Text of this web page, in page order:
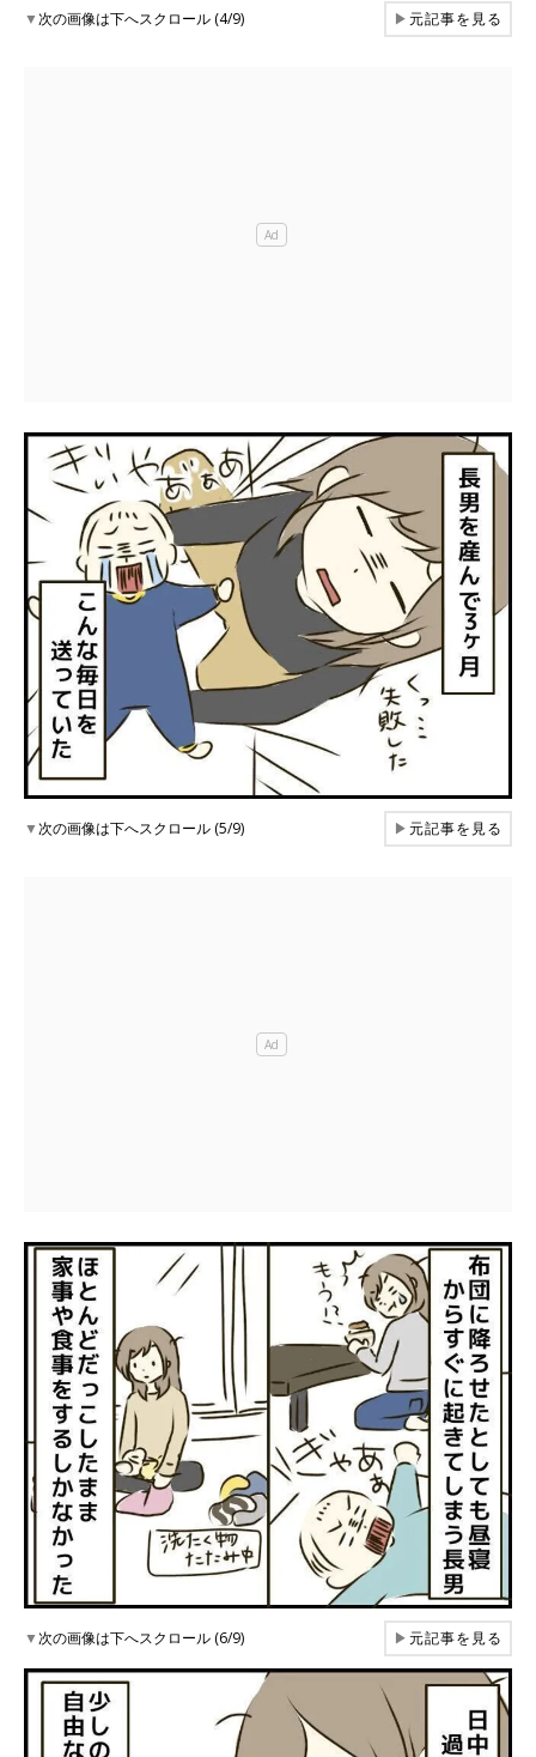
▼次の画像は下へスクロール (4/9) ▶元記事を見る
▼次の画像は下へスクロール (5/9) ▶元記事を見る
▼次の画像は下へスクロール (6/9) ▶元記事を見る